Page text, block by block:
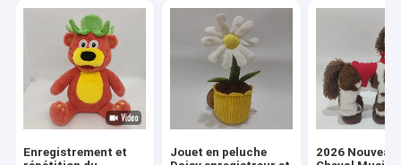
Enregistrement et
Jouet en peluche
2026 Nouveau